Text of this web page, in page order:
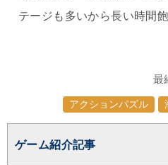
テージも多いから長い時間
最
アクションパズル
ゲーム紹介記事